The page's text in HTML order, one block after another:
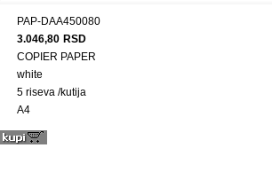
PAP-DAA450080
3.046,80 RSD
COPIER PAPER
white
5 riseva /kutija
A4